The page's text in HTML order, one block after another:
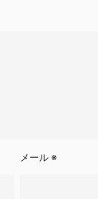
メール※